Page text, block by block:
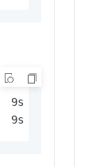
9s
9s